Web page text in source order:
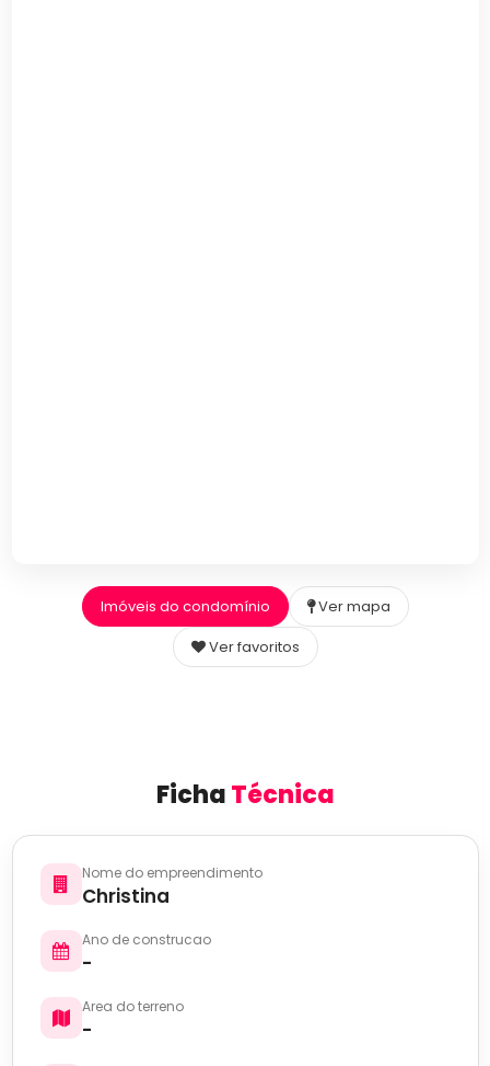
Imóveis do condomínio
Ver mapa
Ver favoritos
FichaTécnica
Nome do empreendimento
Christina
Ano de construcao
-
Area do terreno
-